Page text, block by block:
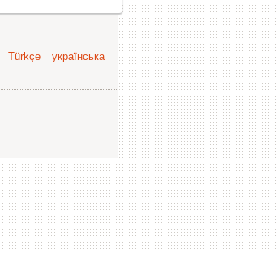
Türkçe
українська